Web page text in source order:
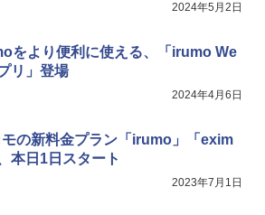
2024年5月2日
をより便利に使える、「irumo We
リ」登場
2024年4月6日
モの新料金プラン「irumo」「exim
本日1日スタート
2023年7月1日